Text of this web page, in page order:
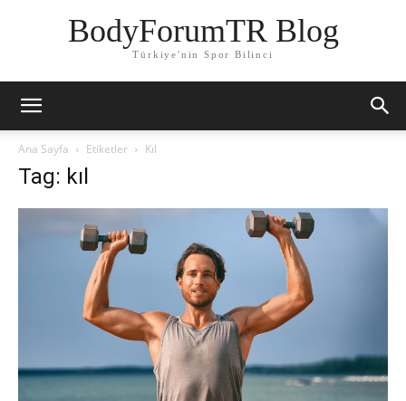
BodyForumTR Blog
Türkiye'nin Spor Bilinci
Ana Sayfa Etiketler Kıl
Tag: kıl